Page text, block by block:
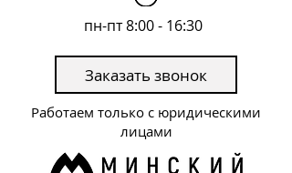
Заказать звонок
пн-пт 8:00 - 16:30
Работаем только с юридическими
лицами